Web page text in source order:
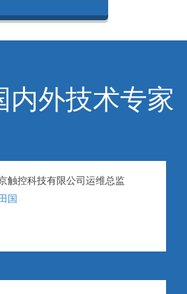
内外技术专家
触控科技有限公司运维总监
国